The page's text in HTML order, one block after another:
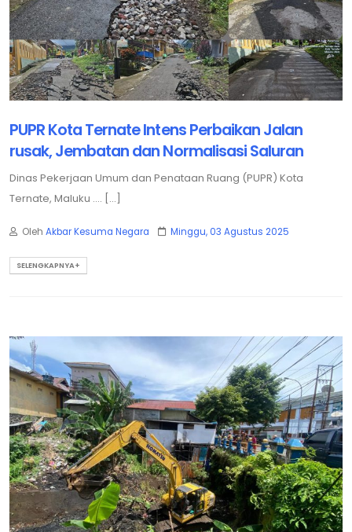
PUPR Kota Ternate Intens Perbaikan Jalan
rusak, Jembatan dan Normalisasi Saluran
Dinas Pekerjaan Umum dan Penataan Ruang (PUPR) Kota
Ternate, Maluku .... [...]
Oleh Akbar Kesuma Negara Minggu, 03 Agustus 2025
SELENGKAPNYA+